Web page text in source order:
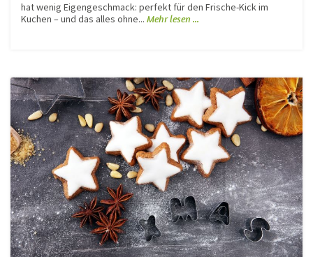
hat wenig Eigengeschmack: perfekt für den Frische-Kick im
Kuchen – und das alles ohne... Mehr lesen ...